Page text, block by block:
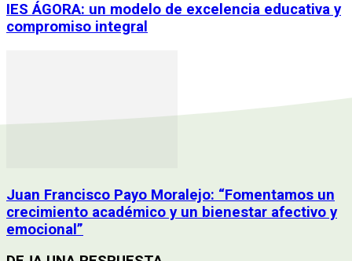
IES ÁGORA: un modelo de excelencia educativa y
compromiso integral
Juan Francisco Payo Moralejo: “Fomentamos un
crecimiento académico y un bienestar afectivo y
emocional”